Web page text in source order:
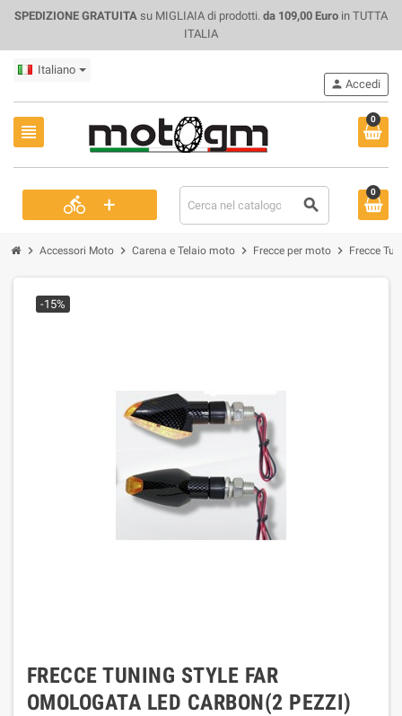
SPEDIZIONE GRATUITA su MIGLIAIA di prodotti. da 109,00 Euro in TUTTA
ITALIA
Italiano
view_headline
0
directions_bike + search
person Accedi
0
chevron_right Accessori Moto chevron_right Carena e Telaio moto chevron_right Frecce per moto chevron_right Frecce
-15%
FRECCE TUNING STYLE FAR
OMOLOGATA LED CARBON(2 PEZZI)